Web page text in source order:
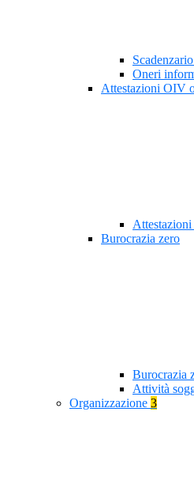
Oneri
Attestazioni OIV
Burocrazia zero
Burocrazia
Attività
Organizzazione 3